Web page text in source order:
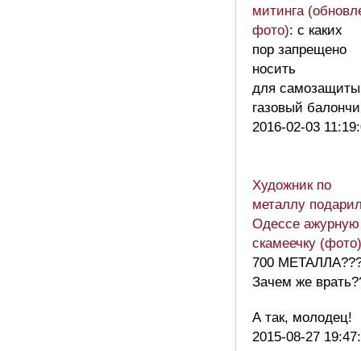
митинга
фото): с каких
пор запрещено
носить
для самозащиты
газовый
2016-02-03
Художник по
металлу
Одессе ажурную
скамеечку
700
Зачем же
А так, молодец!
2015-08-27